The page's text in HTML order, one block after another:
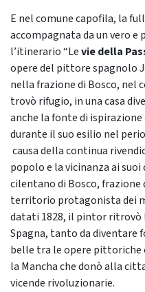
E nel comune capofila, la
accompagnata da un vero
l’itinerario “Levie della
opere del pittore spagnolo
nella frazione di Bosco, nel
trovò rifugio, in una casa
anche la fonte di
durante il suo esilio nel
causa della continua
popolo e la vicinanza ai
cilentano di Bosco, frazione
territorio protagonista dei
datati 1828, il pintor ritrovò
Spagna, tanto da diventare
belle tra le opere pittoriche
la Mancha che donò alla
vicende rivoluzionarie.